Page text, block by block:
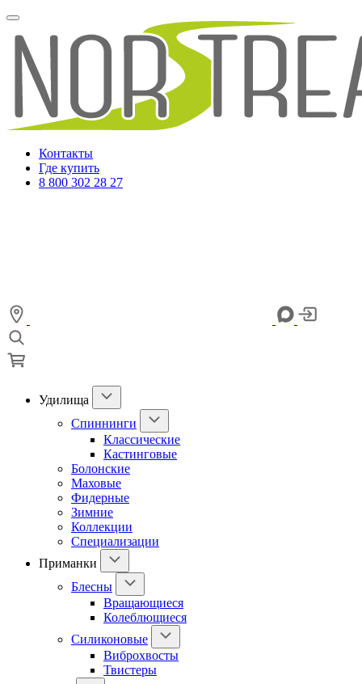
Контакты
Где купить
8 800 302 28 27
Удилища
Спиннинги
Классические
Кастинговые
Болонские
Маховые
Фидерные
Зимние
Коллекции
Специализации
Приманки
Блесны
Вращающиеся
Колеблющиеся
Силиконовые
Виброхвосты
Твистеры